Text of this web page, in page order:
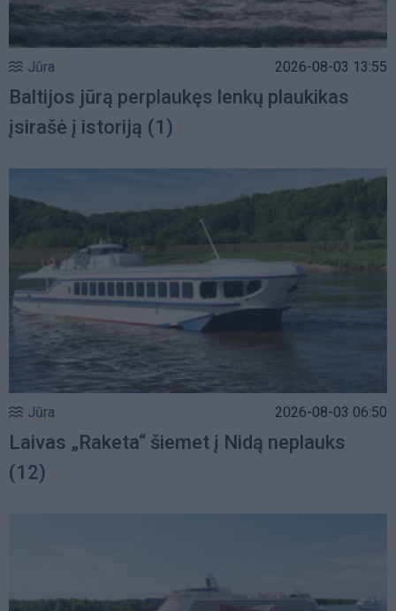
Jūra 2026-08-03 13:55
Baltijos jūrą perplaukęs lenkų plaukikas
įsirašė į istoriją (1)
Jūra 2026-08-03 06:50
Laivas „Raketa“ šiemet į Nidą neplauks
(12)